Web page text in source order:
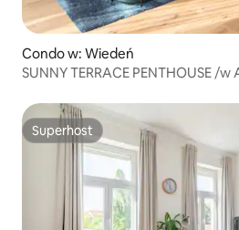
Condo w: Wiedeń
SUNNY TERRACE PENTHOUSE /
Superhost
Superhost